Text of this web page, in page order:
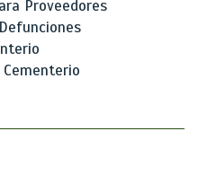
Proveedores